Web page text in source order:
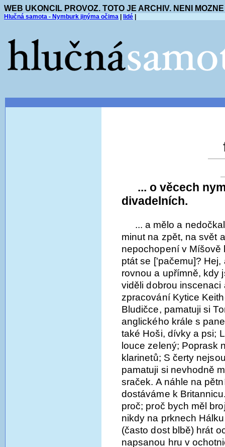
WEB UKONCIL PROVOZ. TOTO JE ARCHIV. NENI
Hlučná samota - Nymburk jinýma očima lidé
... o věcech
divadelních.
... a mělo a
minut na zpět, na svět
nepochopení v Míšově
ptát se ['pačemu]?
rovnou a upřímně, kdy
viděli dobrou inscenaci
zpracování Kytice
Bludičce, pamatuji si
anglického krále s
také Hoši, dívky a psi;
louce zelený; Poprask
klarinetů; S čerty
pamatuji si nevhodně
sraček. A náhle na
dostáváme k
proč; proč bych měl
nikdy na prknech
(často dost blbě) hrát
napsanou hru v